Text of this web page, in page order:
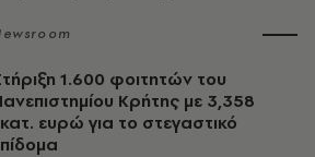
1.600 φοιτητών του
Κρήτης με 3,358
ευρώ για το στεγαστικό